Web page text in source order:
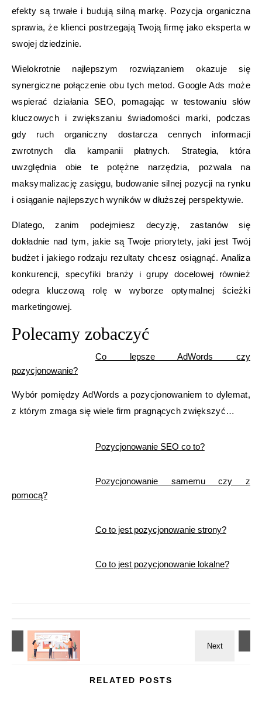
efekty są trwałe i budują silną markę. Pozycja organiczna
sprawia, że klienci postrzegają Twoją firmę jako eksperta w
swojej dziedzinie.
Wielokrotnie najlepszym rozwiązaniem okazuje się
synergiczne połączenie obu tych metod. Google Ads może
wspierać działania SEO, pomagając w testowaniu słów
kluczowych i zwiększaniu świadomości marki, podczas
gdy ruch organiczny dostarcza cennych informacji
zwrotnych dla kampanii płatnych. Strategia, która
uwzględnia obie te potężne narzędzia, pozwala na
maksymalizację zasięgu, budowanie silnej pozycji na rynku
i osiąganie najlepszych wyników w dłuższej perspektywie.
Dlatego, zanim podejmiesz decyzję, zastanów się
dokładnie nad tym, jakie są Twoje priorytety, jaki jest Twój
budżet i jakiego rodzaju rezultaty chcesz osiągnąć. Analiza
konkurencji, specyfiki branży i grupy docelowej również
odegra kluczową rolę w wyborze optymalnej ścieżki
marketingowej.
Polecamy zobaczyć
Co lepsze AdWords czy
pozycjonowanie?
Wybór pomiędzy AdWords a pozycjonowaniem to dylemat,
z którym zmaga się wiele firm pragnących zwiększyć…
Pozycjonowanie SEO co to?
Pozycjonowanie samemu czy z
pomocą?
Co to jest pozycjonowanie strony?
Co to jest pozycjonowanie lokalne?
RELATED POSTS